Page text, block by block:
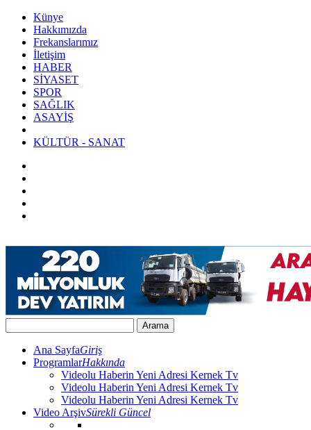
Künye
Hakkımızda
Frekanslarımız
İletişim
HABER
SİYASET
SPOR
SAĞLIK
ASAYİŞ
KÜLTÜR - SANAT
Ana SayfaGiriş
ProgramlarHakkında
Videolu Haberin Yeni Adresi Kernek Tv
Videolu Haberin Yeni Adresi Kernek Tv
Videolu Haberin Yeni Adresi Kernek Tv
Video ArşivSürekli Güncel